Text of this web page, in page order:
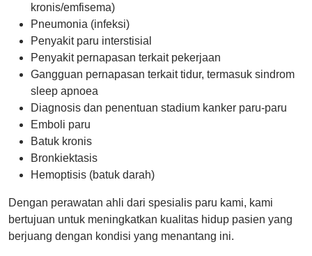
kronis/emfisema)
Pneumonia (infeksi)
Penyakit paru interstisial
Penyakit pernapasan terkait pekerjaan
Gangguan pernapasan terkait tidur, termasuk sindrom
sleep apnoea
Diagnosis dan penentuan stadium kanker paru-paru
Emboli paru
Batuk kronis
Bronkiektasis
Hemoptisis (batuk darah)
Dengan perawatan ahli dari spesialis paru kami, kami
bertujuan untuk meningkatkan kualitas hidup pasien yang
berjuang dengan kondisi yang menantang ini.